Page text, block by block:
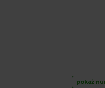
pokaż